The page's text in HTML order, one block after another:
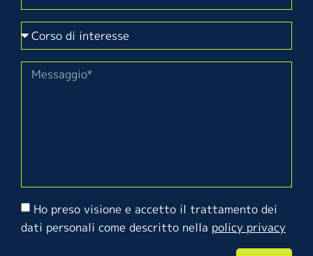
Ho preso visione e accetto il trattamento dei
dati personali come descritto nella policy privacy